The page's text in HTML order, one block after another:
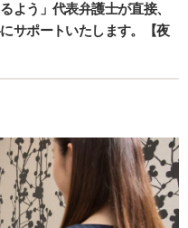
よう」代表弁護士が直接、
サポートいたします。【夜